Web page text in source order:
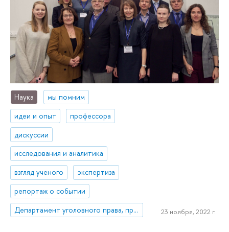
Наука
мы помним
идеи и опыт
профессора
дискуссии
исследования и аналитика
взгляд ученого
экспертиза
репортаж о событии
Департамент уголовного права, процесса и криминалистики
23 ноября, 2022 г.